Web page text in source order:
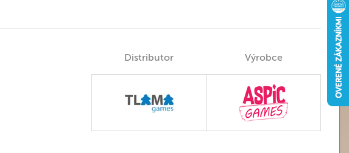
Distributor Výrobce